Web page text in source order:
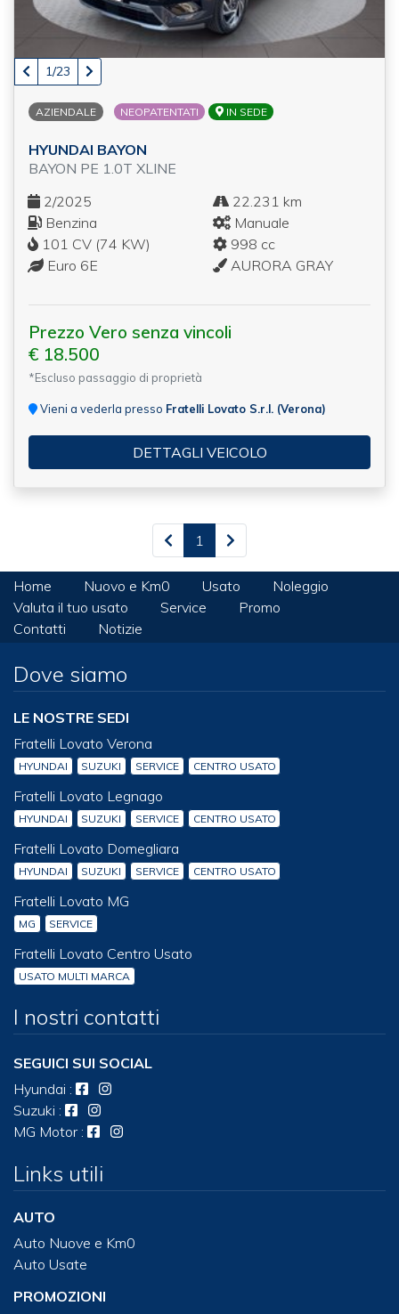
1/23
AZIENDALE NEOPATENTATI IN SEDE
HYUNDAI BAYON
BAYON PE 1.0T XLINE
2/2025
22.231 km
Benzina
Manuale
101 CV (74 KW)
998 cc
Euro 6E
AURORA GRAY
Prezzo Vero senza vincoli
€ 18.500
*Escluso passaggio di proprietà
Vieni a vederla presso Fratelli Lovato S.r.l. (Verona)
DETTAGLI VEICOLO
1
Home Nuovo e Km0 Usato
Noleggio
Valuta il tuo usato
Service
Promo
Contatti
Notizie
Dove siamo
LE NOSTRE SEDI
Fratelli Lovato Verona
HYUNDAI SUZUKI SERVICE CENTRO USATO
Fratelli Lovato Legnago
HYUNDAI SUZUKI SERVICE CENTRO USATO
Fratelli Lovato Domegliara
HYUNDAI SUZUKI SERVICE CENTRO USATO
Fratelli Lovato MG
MG SERVICE
Fratelli Lovato Centro Usato
USATO MULTI MARCA
I nostri contatti
SEGUICI SUI SOCIAL
Hyundai :
Suzuki :
MG Motor :
Links utili
AUTO
Auto Nuove e Km0
Auto Usate
PROMOZIONI